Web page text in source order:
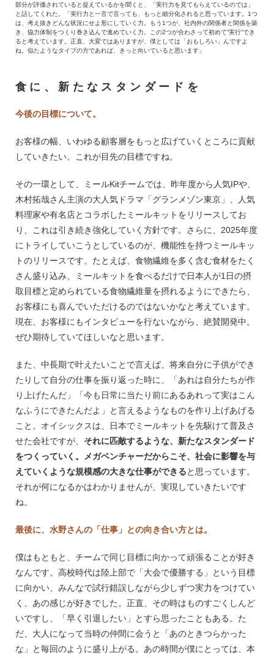
部分が評価されていると捉えているかを聞くと、「実行力を見てもらえているのでは」
と話してくれた。「実行力と一言で言っても、もっと細分化されると思っています。1つ
は、考え抜きどんな状況にせよ形にしていく力。もう1つが、社内外の関係者と関係を築
き、協力体制をつくり巻き込んで進めていく力。この2つが合わさって初めて“実行”でき
ると考えています。正直、大変ではありますが、僕としては「おもしろい」んですよ
ね。似たようなタイプの方であれば、きっと向いていると思います」
食に、新たなスタンダードを
今後の目標について。
お客様の幅、いわゆる顧客層をもっと広げていくところに貢献
していきたい。これが目先の目標ですね。
その一環として、ミールKitチームでは、昨年度から人気IPや、
木村拓哉さん主演の大人気ドラマ「グランメゾン東京」、人気
料理家や有名店とコラボしたミールキットをリリースしてお
り、これは引き続き強化していく方針です。さらに、2025年度
にトライしていこうとしているのが、機能性を持つミールキッ
トのリリースです。たとえば、食物繊維を多く含む食材をたく
さん盛り込み、ミールキットを食べるだけで日本人が1日の摂
取目標と定められている食物繊維量を摂れるようにできたら、
お客様にも喜んでいただけるのではないかなと考えています。
現在、お客様にもインタビューを行ないながら、絶賛開発中。
ぜひ期待していてほしいなと思います。
また、中長期で叶えたいことで言えば、将来自分に子供ができ
たりして自分の仕事を振り返った時に、「あれは自分たちが作
り上げたんだ」「今も日常に当たり前にあるあれって実はこん
なふうにできたんだよ」と言えるようなものを作り上げあげる
こと。オイシックスは、日本でミールキットを先駆けて普及さ
せた会社ですが、 それに匹敵するような、新たなスタンダード
をつくっていく。メガベンチャーだからこそ、社会に影響を与
えていくような規模感の大きな仕事ができると思っています。
それが何になるかはわかりませんが、実現していきたいです
ね。
最後に、水野さんの「仕事」との向き合い方とは。
僕はもともと、チームで同じ目標に向かって頑張ることが好き
なんです。高校時代は陸上部で「大会で優勝する」という目標
に向かい、みんなで試行錯誤しながら少しずつ実力をつけてい
く、あの感じが好きでした。正直、その時はものすごくしんど
いですし、「早く引退したい」とすら思ったこともある。た
だ、大人になって当時の仲間に会うと「あのときつらかった
な」と毎回のように盛り上がる。あの時間が僕にとっては、本